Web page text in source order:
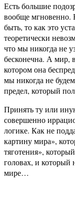
Есть большие
вообще мгновенно.
быть, то как это
теоретически
что мы никогда не
бесконечна. А мир,
котором она
мы никогда не
предел, который
Принять ту или
совершенно
логике. Как не
картину мира»,
тяготения»,
головах, и
мире…